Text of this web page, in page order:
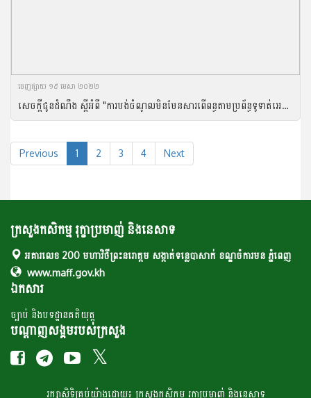
ចេញ​ផ្សាយ​ ១៩ មេសា ២០២២
សេចក្តីជូនដំណឹង ស្តីអំពី "ការបង់ចំណូលមិនមែនសារពើពន្ធតាមប្រព័ន្ធទូទាត់អេឡិចត្រូនិក (e- Payment)"
Previous 1 2 3 4 Next
ក្រសួងកសិកម្ម រុក្ខាប្រមាញ់ និងនេសាទ
អគារលេខ 200 មហាវិថីព្រះនរោត្តម សង្កាត់ទន្លេបាសាក់ ខណ្ឌចំការមន ភ្នំពេញ
www.maff.gov.kh
ឯកសារ
ច្បាប់ និងបទដ្ឋានគតិយុត្ត
បណ្តាញសង្គមរបស់ក្រសួង
រក្សា​​សិទ្ធិគ្រប់​​​យ៉ាង​ដោយ៖ ក្រសួង​កសិកម្ម​ រុក្ខា​ប្រមាញ់​ និង​​នេសាទ